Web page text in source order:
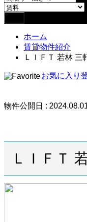
ホーム
賃貸物件紹介
ＬＩＦＴ 若林 三
お気に入り
物件公開日 :
ＬＩＦＴ